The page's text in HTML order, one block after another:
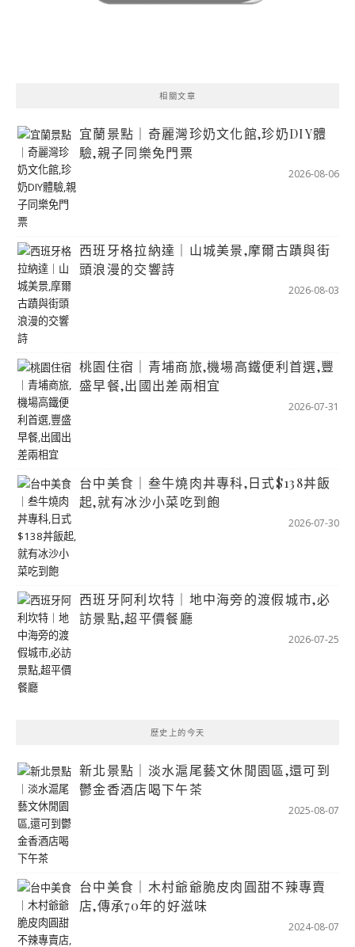
相關文章
宜蘭景點｜奇麗灣珍奶文化館,珍奶DIY體
驗,親子同樂免門票
2026-08-06
西班牙格拉納達｜山城美景,摩爾古蹟與街
頭浪漫的交響詩
2026-08-03
桃園住宿｜青埔商旅,機場高鐵便利首選,豐
盛早餐,出國出差兩相宜
2026-07-31
台中美食｜叁牛燒肉丼專科,日式$138丼飯
起,就有冰沙小菜吃到飽
2026-07-30
西班牙阿利坎特｜地中海旁的渡假城市,必
訪景點,超平價餐廳
2026-07-25
歷史上的今天
新北景點｜淡水滬尾藝文休閒園區,還可到
鬱金香酒店喝下午茶
2025-08-07
台中美食｜木村爺爺脆皮肉圓甜不辣專賣
店,傳承70年的好滋味
2024-08-07